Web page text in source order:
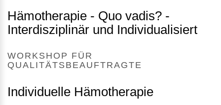
Hämotherapie - Quo vadis? -
Interdisziplinär und Individualisiert
WORKSHOP FÜR
QUALITÄTSBEAUFTRAGTE
Individuelle Hämotherapie